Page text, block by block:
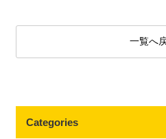
一覧へ
Categories